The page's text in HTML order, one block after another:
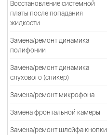
Восстановление системной
платы после попадания
жидкости
Замена/ремонт динамика
полифонии
Замена/ремонт динамика
слухового (спикер)
Замена/ремонт микрофона
Замена фронтальной камеры
Замена/ремонт шлейфа кнопки